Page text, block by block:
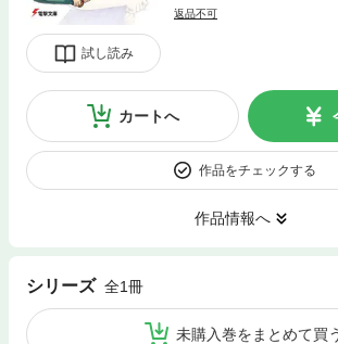
試し読み
返品不可
カートへ
作品をチェックする
作品情報へ
シリーズ 全1冊
未購入巻をまとめて買